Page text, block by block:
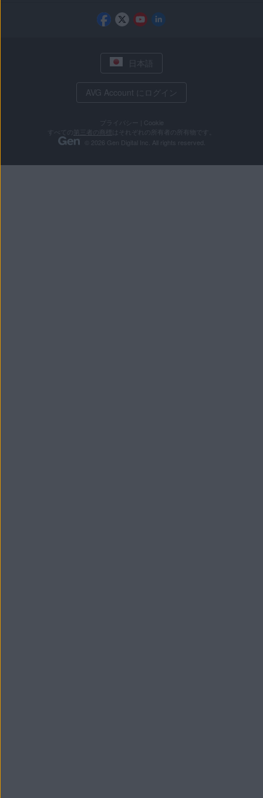
日本語
AVG Account にログイン
プライバシー
Cookie
第三者の商標
はそれぞれの所有者の所有物です。
© 2026 Gen Digital Inc. All rights reserved.